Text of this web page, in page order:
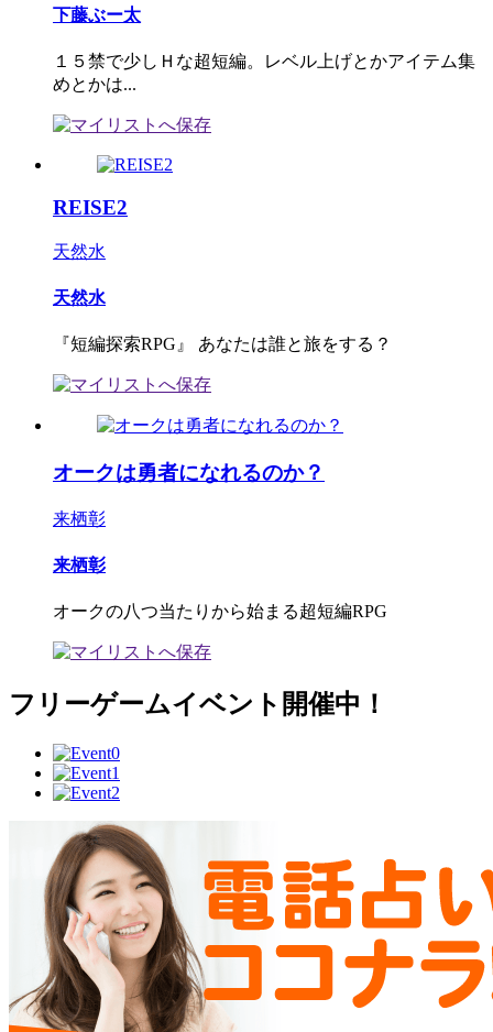
下藤ぶー太
１５禁で少しＨな超短編。レベル上げとかアイテム集
めとかは...
REISE2
天然水
天然水
『短編探索RPG』 あなたは誰と旅をする？
オークは勇者になれるのか？
来栖彰
来栖彰
オークの八つ当たりから始まる超短編RPG
フリーゲームイベント開催中！